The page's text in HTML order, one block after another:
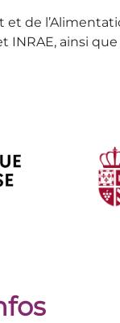
et de
INRAE, ainsi